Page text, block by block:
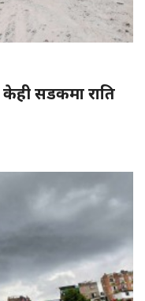
केही सडकमा राति